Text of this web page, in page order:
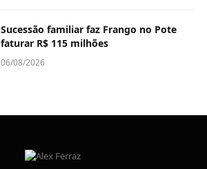
Sucessão familiar faz Frango no Pote
faturar R$ 115 milhões
06/08/2026